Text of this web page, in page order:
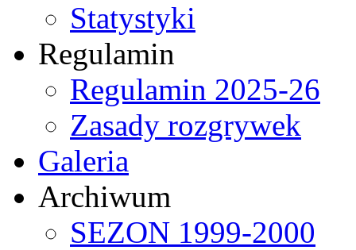
Statystyki
Regulamin
Regulamin 2025-26
Zasady rozgrywek
Galeria
Archiwum
SEZON 1999-2000